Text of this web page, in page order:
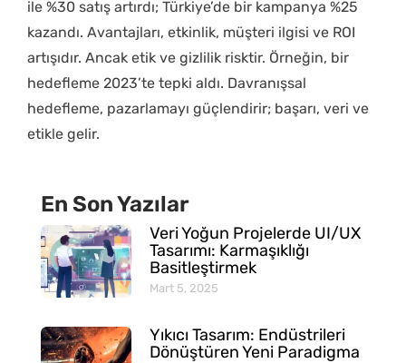
ile %30 satış artırdı; Türkiye’de bir kampanya %25
kazandı. Avantajları, etkinlik, müşteri ilgisi ve ROI
artışıdır. Ancak etik ve gizlilik risktir. Örneğin, bir
hedefleme 2023’te tepki aldı. Davranışsal
hedefleme, pazarlamayı güçlendirir; başarı, veri ve
etikle gelir.
En Son Yazılar
Veri Yoğun Projelerde UI/UX
Tasarımı: Karmaşıklığı
Basitleştirmek
Mart 5, 2025
Yıkıcı Tasarım: Endüstrileri
Dönüştüren Yeni Paradigma